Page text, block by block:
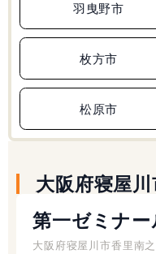
羽曳野市
枚方市
松原市
大阪府寝屋
第一ゼミナ
大阪府寝屋川市香里南